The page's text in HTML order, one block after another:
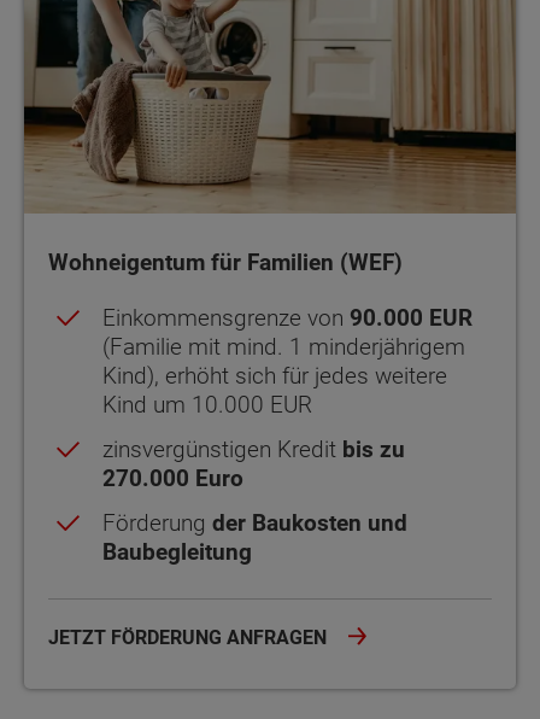
Wohneigentum für Familien (WEF)
Einkommensgrenze von 90.000 EUR
(Familie mit mind. 1 minderjährigem
Kind), erhöht sich für jedes weitere
Kind um 10.000 EUR
zinsvergünstigen Kredit bis zu
270.000 Euro
Förderung der Baukosten und
Baubegleitung
JETZT FÖRDERUNG ANFRAGEN